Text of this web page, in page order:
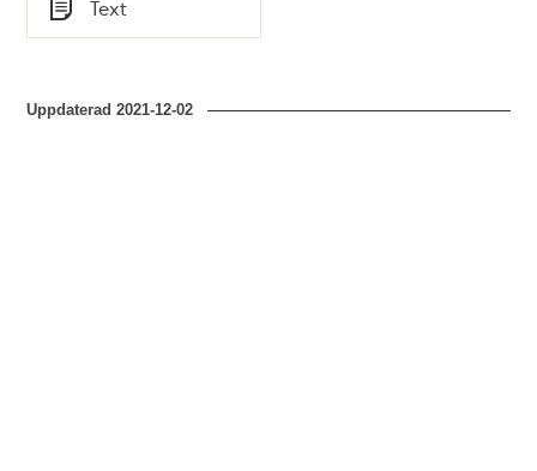
Typ
Text
Uppdaterad2021-12-02